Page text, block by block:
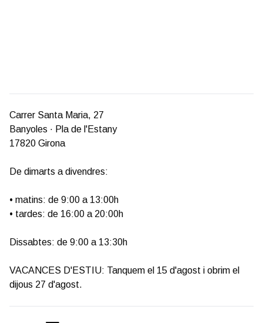
Carrer Santa Maria, 27
Banyoles · Pla de l'Estany
17820 Girona
De dimarts a divendres:
• matins: de 9:00 a 13:00h
• tardes: de 16:00 a 20:00h
Dissabtes: de 9:00 a 13:30h
VACANCES D'ESTIU: Tanquem el 15 d'agost i obrim el
dijous 27 d'agost.